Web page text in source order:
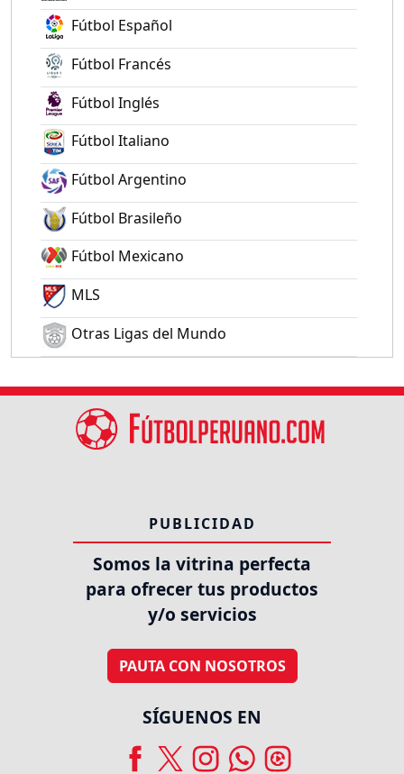
Fútbol Español
Fútbol Francés
Fútbol Inglés
Fútbol Italiano
Fútbol Argentino
Fútbol Brasileño
Fútbol Mexicano
MLS
Otras Ligas del Mundo
PUBLICIDAD
Somos la vitrina perfecta
para ofrecer tus productos
y/o servicios
PAUTA CON NOSOTROS
SÍGUENOS EN